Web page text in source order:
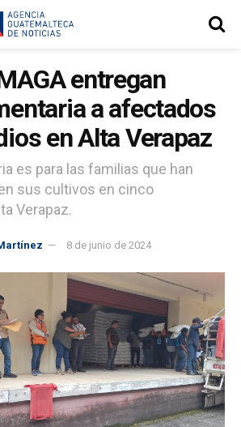
entregan
a afectados
en Alta Verapaz
es para las familias que han
sus cultivos en cinco
Verapaz.
8 de junio de 2024